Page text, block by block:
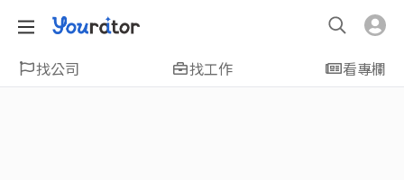
找公司 找工作 看專欄